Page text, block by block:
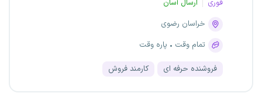
فوری
ارسال آسان
خراسان رضوی
تمام وقت
پاره وقت
فروشنده حرفه ای کارمند فروش